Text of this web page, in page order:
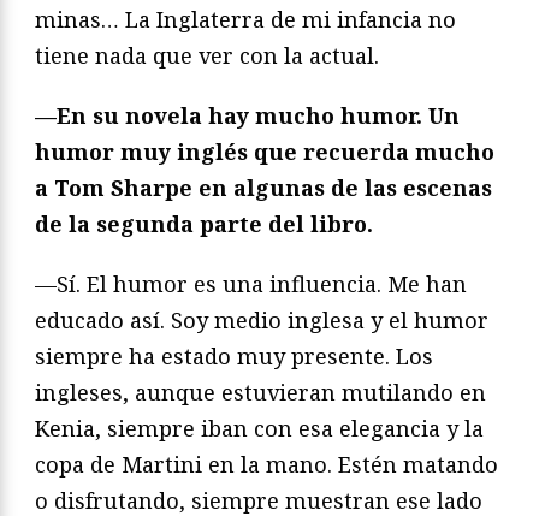
minas… La Inglaterra de mi infancia no
tiene nada que ver con la actual.
—En su novela hay mucho humor. Un
humor muy inglés que recuerda mucho
a Tom Sharpe en algunas de las escenas
de la segunda parte del libro.
—Sí. El humor es una influencia. Me han
educado así. Soy medio inglesa y el humor
siempre ha estado muy presente. Los
ingleses, aunque estuvieran mutilando en
Kenia, siempre iban con esa elegancia y la
copa de Martini en la mano. Estén matando
o disfrutando, siempre muestran ese lado